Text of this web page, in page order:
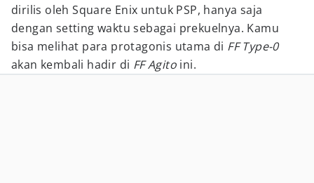
dirilis oleh Square Enix untuk PSP, hanya saja
dengan setting waktu sebagai prekuelnya. Kamu
bisa melihat para protagonis utama di FF Type-0
akan kembali hadir di FF Agito ini.